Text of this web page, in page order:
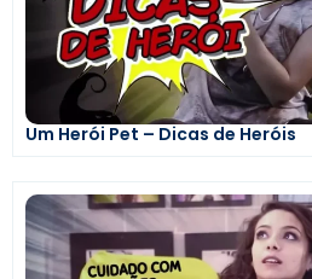
Um Herói Pet – Dicas de Heróis